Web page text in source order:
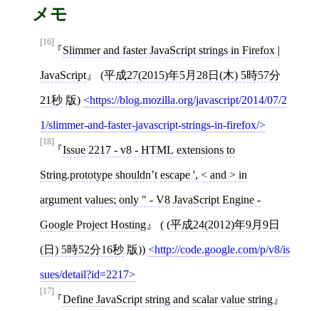
メモ
[16]
Slimmer and faster JavaScript strings in Firefox |
JavaScript (平成27(2015)年5月28日(木) 5時57分
21秒 版) https://blog.mozilla.org/javascript/2014/07/2
1/slimmer-and-faster-javascript-strings-in-firefox/
[18]
Issue 2217 - v8 - HTML extensions to
String.prototype shouldn’t escape ', < and > in
argument values; only " - V8 JavaScript Engine -
Google Project Hosting ( (平成24(2012)年9月9日
(日) 5時52分16秒 版)) http://code.google.com/p/v8/is
sues/detail?id=2217
[17]
Define JavaScript string and scalar value string